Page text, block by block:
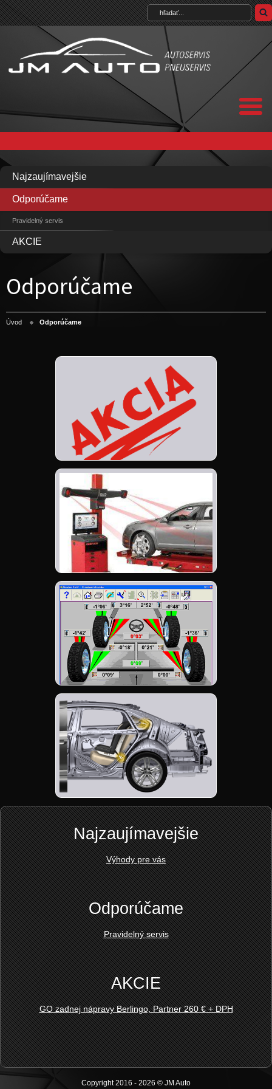
Najzaujímavejšie
Odporúčame
Pravidelný servis
AKCIE
Odporúčame
Úvod Odporúčame
Najzaujímavejšie
Výhody pre vás
Odporúčame
Pravidelný servis
AKCIE
GO zadnej nápravy Berlingo, Partner 260 € + DPH
Copyright 2016 - 2026 © JM Auto